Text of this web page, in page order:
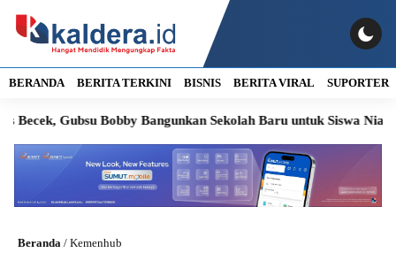
BERANDA BERITA TERKINI BISNIS BERITA VIRAL SUPORTER
Gubsu Bobby Bangunkan Sekolah Baru untuk Siswa Nias
Beranda / Kemenhub